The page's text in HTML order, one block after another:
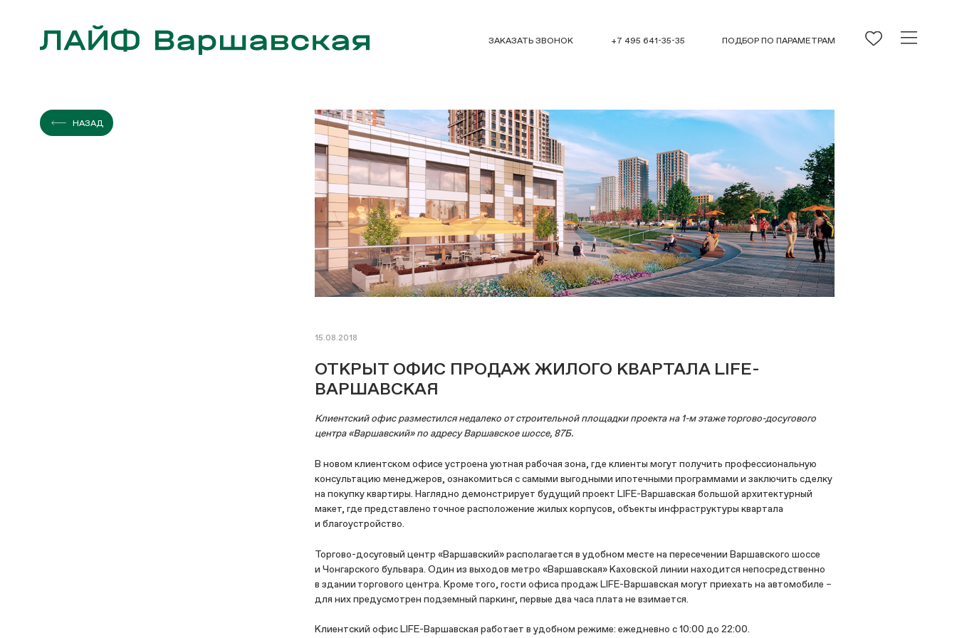
15.08.2018
ОТКРЫТ ОФИС ПРОДАЖ ЖИЛОГО КВАРТАЛА LIFE-
ВАРШАВСКАЯ
Клиентский офис разместился недалеко от строительной площадки проекта на 1-м этаже торгово-досугового
центра «Варшавский» по адресу Варшавское шоссе, 87Б.
В новом клиентском офисе устроена уютная рабочая зона, где клиенты могут получить профессиональную
консультацию менеджеров, ознакомиться с самыми выгодными ипотечными программами и заключить сделку
на покупку квартиры. Наглядно демонстрирует будущий проект LIFE-Варшавская большой архитектурный
макет, где представлено точное расположение жилых корпусов, объекты инфраструктуры квартала
и благоустройство.
Торгово-досуговый центр «Варшавский» располагается в удобном месте на пересечении Варшавского шоссе
и Чонгарского бульвара. Один из выходов метро «Варшавская» Каховской линии находится непосредственно
в здании торгового центра. Кроме того, гости офиса продаж LIFE-Варшавская могут приехать на автомобиле –
для них предусмотрен подземный паркинг, первые два часа плата не взимается.
Клиентский офис LIFE-Варшавская работает в удобном режиме: ежедневно с 10:00 до 22:00.
НАЗАД
ЗАКАЗАТЬ ЗВОНОК +7 495 641-35-35 ПОДБОР ПО ПАРАМЕТРАМ